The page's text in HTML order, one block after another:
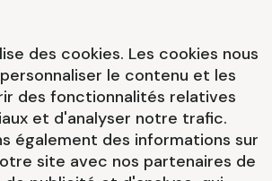
des cookies. Les cookies nous
le contenu et les
des fonctionnalités relatives
et d'analyser notre trafic.
également des informations sur
site avec nos partenaires de